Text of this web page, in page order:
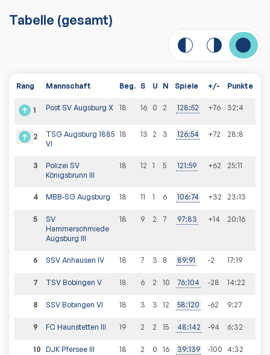
Tabelle (gesamt)
Rang Mannschaft Beg. S U N Spiele +/- Punkte
1 Post SV Augsburg X 18 16 0 2 128:52 +76 32:4
2
TSG Augsburg 1885
VI
18 13 2 3 126:54 +72 28:8
3
Polizei SV
Königsbrunn III
18 12 1 5 121:59 +62 25:11
4 MBB-SG Augsburg 18 11 1 6 106:74 +32 23:13
5
SV
Hammerschmiede
Augsburg III
18 9 2 7 97:83 +14 20:16
6 SSV Anhausen IV 18 7 3 8 89:91 -2 17:19
7 TSV Bobingen V 18 6 2 10 76:104 -28 14:22
8 SSV Bobingen VI 18 3 3 12 58:120 -62 9:27
9 FC Haunstetten III 19 2 2 15 48:142 -94 6:32
10 DJK Pfersee III 18 2 0 16 39:139 -100 4:32